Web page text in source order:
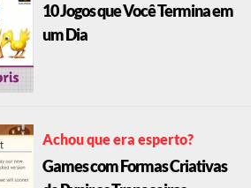
10 Jogos que Você Termina em
um Dia
Achou que era esperto?
Games com Formas Criativas